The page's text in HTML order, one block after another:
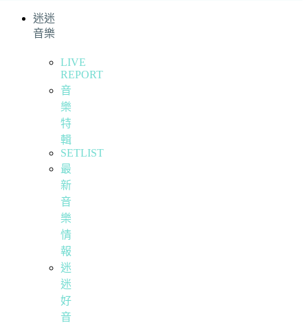
迷迷
音樂
LIVE
REPORT
音
樂
特
輯
SETLIST
最
新
音
樂
情
報
迷
迷
好
音